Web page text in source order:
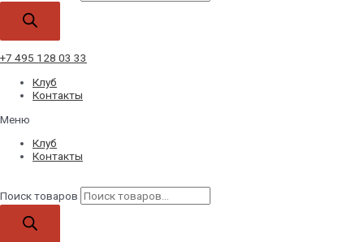
+7 495 128 03 33
Клуб
Контакты
Меню
Клуб
Контакты
Поиск товаров